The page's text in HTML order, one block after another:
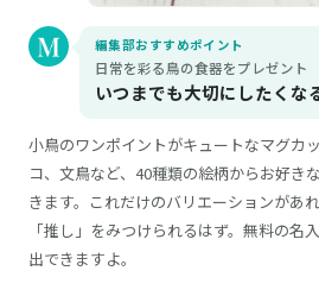
編集部おすすめポイント
日常を彩る鳥の食器をプレゼント
いつまでも大切にしたくな
小鳥のワンポイントがキュートなマグカ
コ、文鳥など、40種類の絵柄からお好き
きます。これだけのバリエーションがあ
「推し」をみつけられるはず。無料の名
出できますよ。